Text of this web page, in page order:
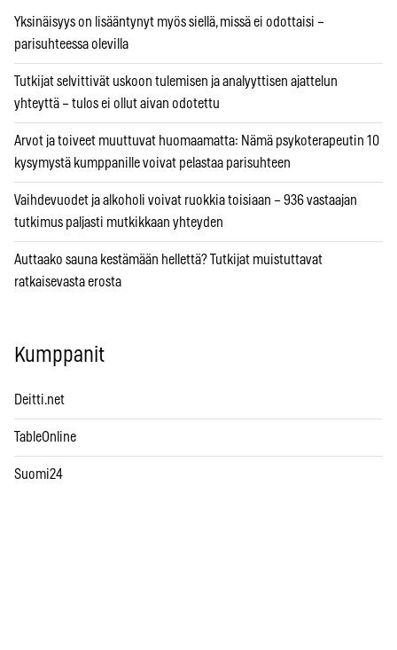
Yksinäisyys on lisääntynyt myös siellä, missä ei odottaisi –
parisuhteessa olevilla
Tutkijat selvittivät uskoon tulemisen ja analyyttisen ajattelun
yhteyttä – tulos ei ollut aivan odotettu
Arvot ja toiveet muuttuvat huomaamatta: Nämä psykoterapeutin 10
kysymystä kumppanille voivat pelastaa parisuhteen
Vaihdevuodet ja alkoholi voivat ruokkia toisiaan – 936 vastaajan
tutkimus paljasti mutkikkaan yhteyden
Auttaako sauna kestämään hellettä? Tutkijat muistuttavat
ratkaisevasta erosta
Kumppanit
Deitti.net
TableOnline
Suomi24